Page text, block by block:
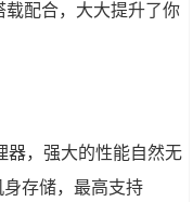
配合，大大提升了你
器，强大的性能自然无
存储，最高支持